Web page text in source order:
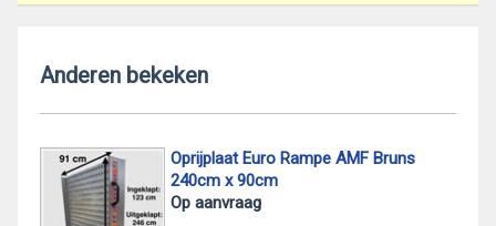
Anderen bekeken
Oprijplaat Euro Rampe AMF Bruns
240cm x 90cm
Op aanvraag